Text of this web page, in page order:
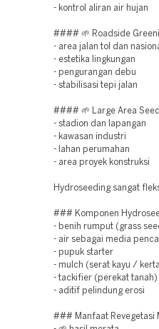
- kontrol aliran air hujan
#### 🌱 Roadside
- area jalan tol dan
- estetika lingkungan
- pengurangan debu
- stabilisasi tepi jalan
#### 🌱 Large Area
- stadion dan lapangan
- kawasan industri
- lahan perumahan
- area proyek konstruksi
Hydroseeding sangat
### Komponen
- benih rumput (grass
- air sebagai media
- pupuk starter
- mulch (serat kayu /
- tackifier (perekat tanah)
- aditif pelindung erosi
### Manfaat Revegetasi